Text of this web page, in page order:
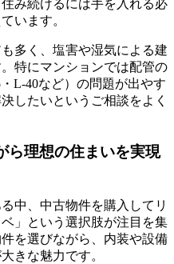
み続けるには手を入れる必
います。
多く、塩害や湿気による建
特にマンションでは配管の
L-40など）の問題が出やす
したいというご相談をよく
理想の住まいを実現
中、中古物件を購入してリ
」という選択肢が注目を集
を選びながら、内装や設備
きな魅力です。